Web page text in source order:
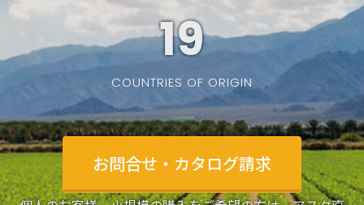
19
COUNTRIES OF ORIGIN
お問合せ・カタログ請求